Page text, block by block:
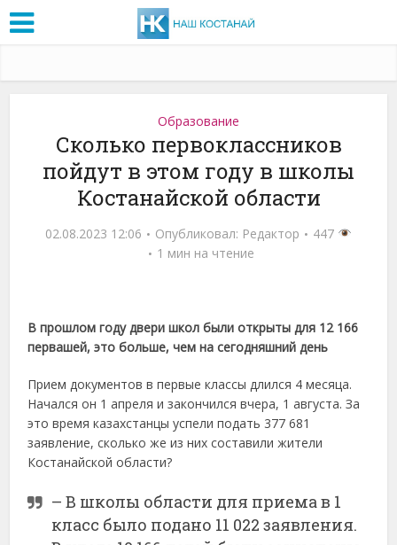
Образование
Сколько первоклассников
пойдут в этом году в школы
Костанайской области
02.08.2023 12:06 Опубликовал: Редактор
447
1 мин на чтение
В прошлом году двери школ были открыты для 12 166
первашей, это больше, чем на сегодняшний день
Прием документов в первые классы длился 4 месяца.
Начался он 1 апреля и закончился вчера, 1 августа. За
это время казахстанцы успели подать 377 681
заявление, сколько же из них составили жители
Костанайской области?
– В школы области для приема в 1
класс было подано 11 022 заявления.